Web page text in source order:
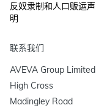
反奴隶制和人口贩运声
明
联系我们
AVEVA Group Limited
High Cross
Madingley Road